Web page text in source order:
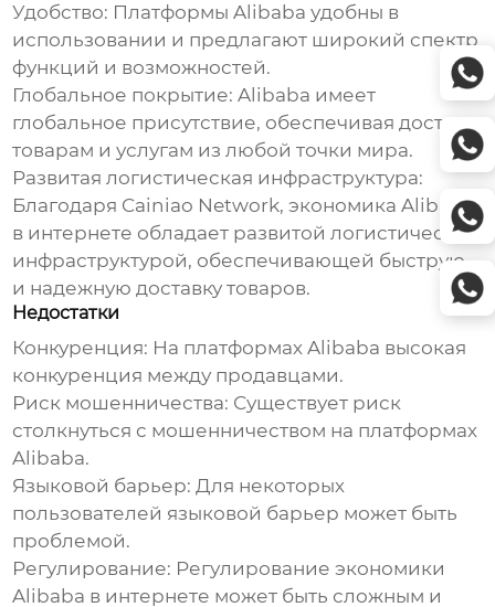
Удобство: Платформы Alibaba удобны в
использовании и предлагают широкий спектр
функций и возможностей.
Глобальное покрытие: Alibaba имеет
глобальное присутствие, обеспечивая доступ к
товарам и услугам из любой точки мира.
Развитая логистическая инфраструктура:
Благодаря Cainiao Network,экономика Alibaba
в интернете обладает развитой логистической
инфраструктурой, обеспечивающей быструю
и надежную доставку товаров.
Недостатки
Конкуренция: На платформах Alibaba высокая
конкуренция между продавцами.
Риск мошенничества: Существует риск
столкнуться с мошенничеством на платформах
Alibaba.
Языковой барьер: Для некоторых
пользователей языковой барьер может быть
проблемой.
Регулирование: Регулированиеэкономики
Alibaba в интернете может быть сложным и